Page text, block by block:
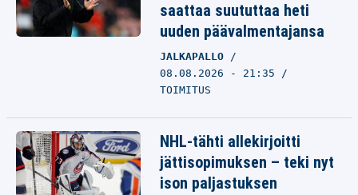
saattaa suututtaa heti
uuden päävalmentajansa
JALKAPALLO
08.08.2026 - 21:35
TOIMITUS
NHL-tähti allekirjoitti
jättisopimuksen – teki nyt
ison paljastuksen